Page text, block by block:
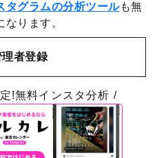
タグラムの分析ツールも無
ります。
理者登録
!無料インスタ分析 /